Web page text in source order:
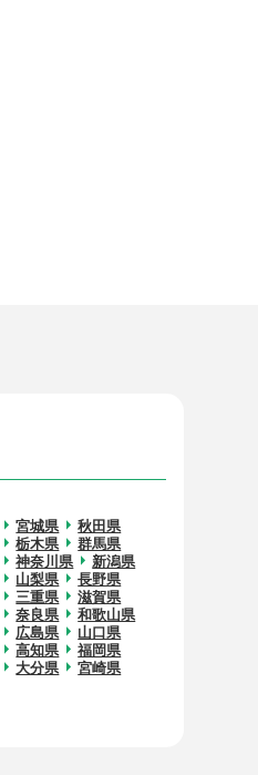
宮城県
秋田県
栃木県
群馬県
神奈川県
新潟県
山梨県
長野県
三重県
滋賀県
奈良県
和歌山県
広島県
山口県
高知県
福岡県
大分県
宮崎県